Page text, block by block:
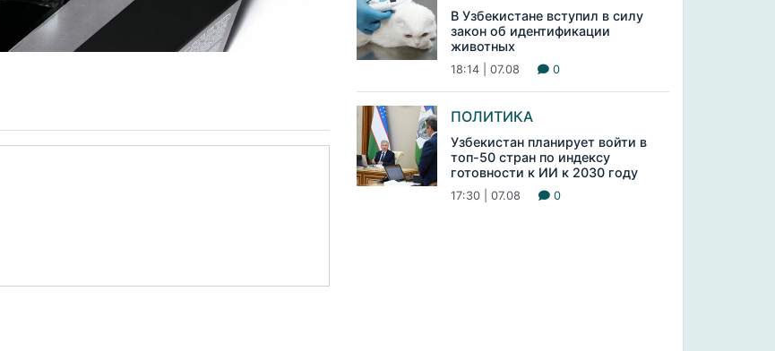
В Узбекистане вступил в силу
закон об идентификации
животных
18:14 | 07.08 0
ПОЛИТИКА
Узбекистан планирует войти в
топ-50 стран по индексу
готовности к ИИ к 2030 году
17:30 | 07.08 0